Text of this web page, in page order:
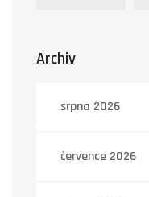
Archiv
srpna 2026
července 2026